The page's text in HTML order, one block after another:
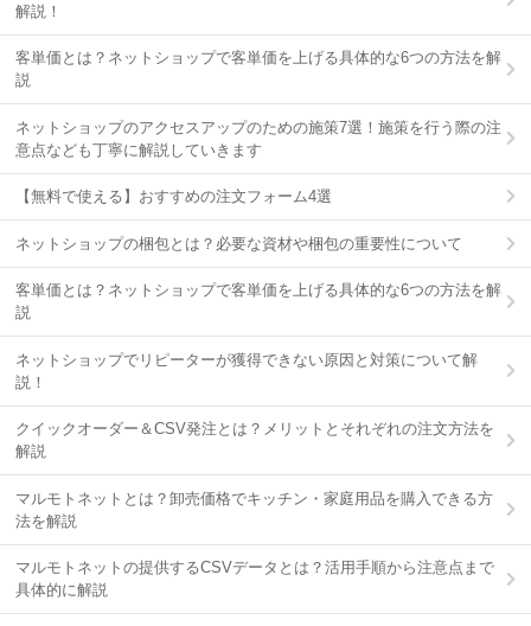
解説！
客単価とは？ネットショップで客単価を上げる具体的な6つの方法を解
説
ネットショップのアクセスアップのための施策7選！施策を行う際の注
意点なども丁寧に解説していきます
【無料で使える】おすすめの注文フォーム4選
ネットショップの梱包とは？必要な資材や梱包の重要性について
客単価とは？ネットショップで客単価を上げる具体的な6つの方法を解
説
ネットショップでリピーターが獲得できない原因と対策について解
説！
クイックオーダー＆CSV発注とは？メリットとそれぞれの注文方法を
解説
マルモトネットとは？卸売価格でキッチン・家庭用品を購入できる方
法を解説
マルモトネットの提供するCSVデータとは？活用手順から注意点まで
具体的に解説